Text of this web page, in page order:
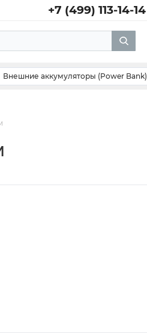
+7 (499) 113-14-14
Внешние аккумуляторы (Power Bank)